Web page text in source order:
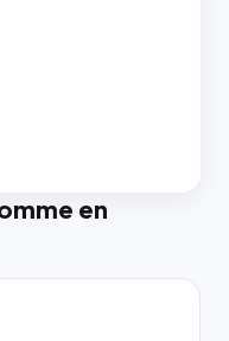
en